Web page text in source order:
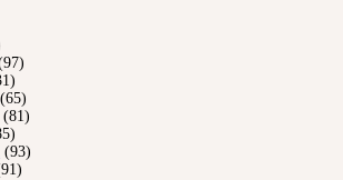
(65)
(81)
(93)